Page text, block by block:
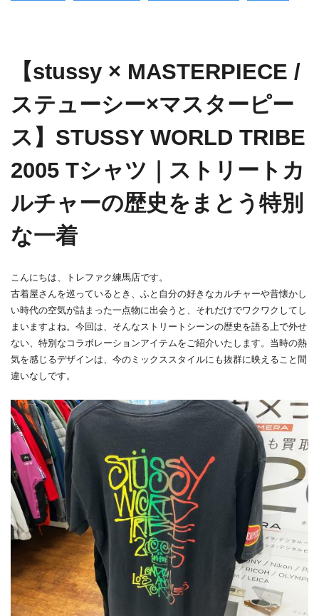
【stussy × MASTERPIECE /
ステューシー×マスターピー
ス】STUSSY WORLD TRIBE
2005 Tシャツ｜ストリートカ
ルチャーの歴史をまとう特別
な一着
こんにちは、トレファク練馬店です。
古着屋さんを巡っているとき、ふと自分の好きなカルチャーや昔懐かし
い時代の空気が詰まった一点物に出会うと、それだけでワクワクしてし
まいますよね。今回は、そんなストリートシーンの歴史を語る上で外せ
ない、特別なコラボレーションアイテムをご紹介いたします。当時の熱
気を感じるデザインは、今のミックススタイルにも抜群に映えること間
違いなしです。